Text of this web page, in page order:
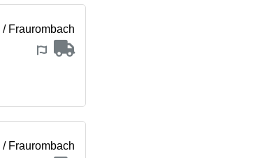
/ Fraurombach
/ Fraurombach